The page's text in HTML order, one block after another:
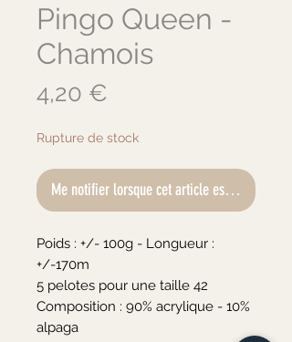
Pingo Queen -
Chamois
4,20 €
Rupture de stock
Me notifier lorsque cet article est disponible
Poids : +/- 100g - Longueur :
+/-170m
5 pelotes pour une taille 42
Composition : 90% acrylique - 10%
alpaga